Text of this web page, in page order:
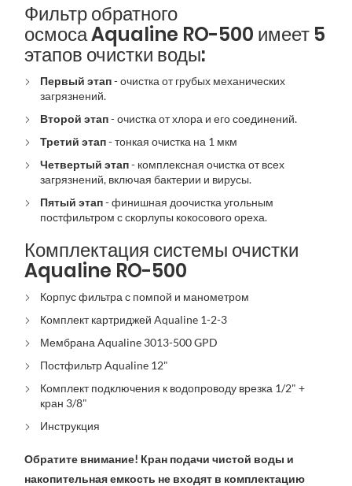
Фильтр обратного
осмосаAqualine RO-500 имеет 5
этапов очистки воды:
Первый этап- очистка от грубых механических
загрязнений.
Второй этап- очистка от хлора и его соединений.
Третий этап-тонкая очистка на 1 мкм
Четвертый этап- комплексная очистка от всех
загрязнений, включая бактерии и вирусы.
Пятый этап- финишная доочистка угольным
постфильтром с скорлупы кокосового ореха.
Комплектация системы очистки
Aqualine RO-500
Корпус фильтра с помпой и манометром
Комплект картриджей Aqualine 1-2-3
Мембрана Aqualine 3013-500 GPD
Постфильтр Aqualine 12"
Комплект подключения к водопроводу врезка 1/2" +
кран 3/8"
Инструкция
Обратите внимание! Кран подачи чистой воды и
накопительная емкость не входят в комплектацию